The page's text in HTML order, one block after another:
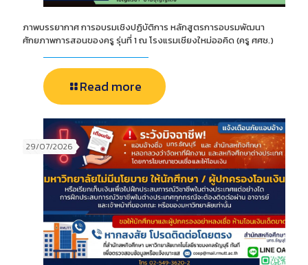
ภาพบรรยากาศ การอบรมเชิงปฏิบัติการ หลักสูตรการอบรมพัฒนา
ศักยภาพการสอนของครู รุ่นที่ 1 ณ โรงแรมเชียงใหม่ออคิด (ครู ศศช.)
Read more
29/07/2026